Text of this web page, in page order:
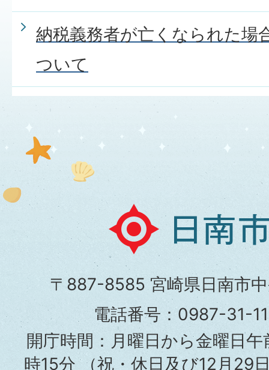
納税義務者が亡くなられた場
ついて
日
南
市
役
所
〒887-8585 宮崎県日南市
電話番号：0987-31-
開庁時間：月曜日から金曜日
時15分（祝・休日及び12月29